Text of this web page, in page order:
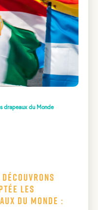
drapeaux du Monde
découvrons
les
du Monde :